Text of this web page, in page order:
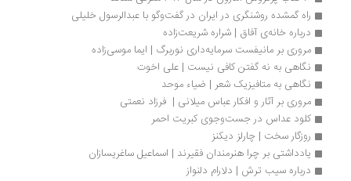
راه گمشده روشنگری در ایران در گفت‌وگو با عبدالرسول خلیلی
درباره خانه‌‌ی آفاق | شراره شریعت‌زاده
مروری بر مانیفست سرمایه‌داری نوربرگ | ایما موسی‌زاده
نگاهی به نه گفتن کافی نیست | علی اخوت
نگاهی به متافیزیک شعر | ضیاء موحد
مروری بر آثار و افکار عباس میلانی |  فرزاد نعمتی
کلود عداس در جست‌وجوی کبریت احمر
روزگار سخت | چارلز دیکنز
یادداشتی بر چرا هنرمندان فقیرند | اسماعیل ساغریسازان
درباره سیب ترش | دلارام دلنواز